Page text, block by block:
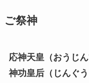
ご祭神
応神天皇（おうじん
神功皇后（じんぐう